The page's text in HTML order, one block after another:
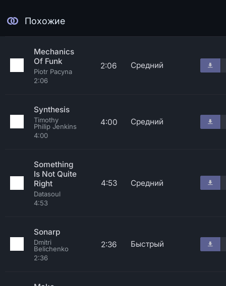
Похожие
Mechanics
Of Funk
Piotr Pacyna
2:06
2:06 Средний
Synthesis
Timothy
Philip Jenkins
4:00
4:00 Средний
Something
Is Not Quite
Right
Datasoul
4:53
4:53 Средний
Sonarp
Dmitri
Belichenko
2:36
2:36 Быстрый